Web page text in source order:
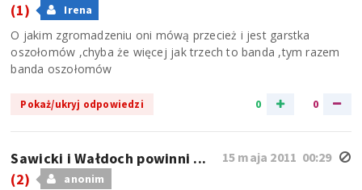
(1)
Irena
O jakim zgromadzeniu oni mówą przecież i jest garstka
oszołomów ,chyba że więcej jak trzech to banda ,tym razem
banda oszołomów
0 0
Pokaż/ukryj odpowiedzi
15 maja 2011 00:29
Sawicki i Wałdoch powinni ...
(2)
anonim